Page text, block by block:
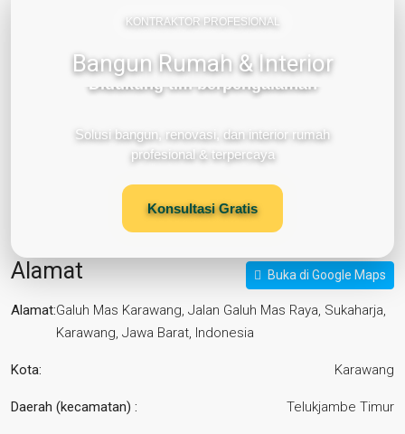
KONTRAKTOR PROFESIONAL
Bangun Rumah & Interior
Didukung tim berpengalaman
Solusi bangun, renovasi, dan interior rumah
profesional & terpercaya
Konsultasi Gratis
Alamat Buka di Google Maps
Alamat:Galuh Mas Karawang, Jalan Galuh Mas Raya, Sukaharja,
Karawang, Jawa Barat, Indonesia
Kota: Karawang
Daerah (kecamatan) : Telukjambe Timur